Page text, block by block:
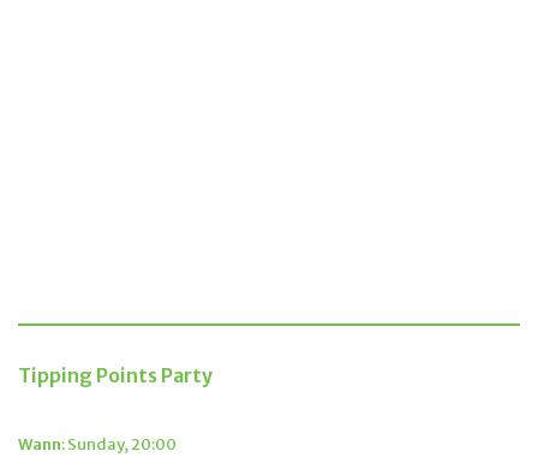
Tipping Points Party
Wann: Sunday, 20:00